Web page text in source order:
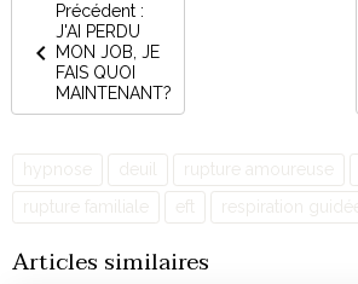
Précédent :
J'AI PERDU
MON JOB, JE
FAIS QUOI
MAINTENANT?
hypnose deuil rupture amoureuse
rupture familiale
eft respiration guidée
Articles similaires